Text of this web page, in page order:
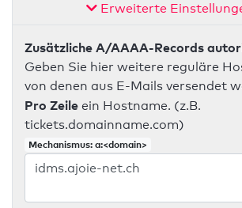
Erweiterte
Zusätzliche A/AAAA-Records
Geben Sie hier weitere reguläre
von denen aus E-Mails versendet
Pro Zeile ein Hostname. (z.B.
tickets.domainname.com)
Mechanismus: a:<domain>